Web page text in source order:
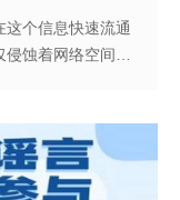
这个信息快速流通
蚀着网络空间的
举办了一场主题
室内宣讲活动，与
“防火墙”。